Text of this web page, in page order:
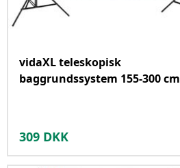
vidaXL teleskopisk
baggrundssystem 155-300 cm
309 DKK